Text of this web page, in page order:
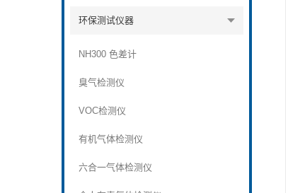
环保测试仪器
NH300 色差计
臭气检测仪
VOC检测仪
有机气体检测仪
六合一气体检测仪